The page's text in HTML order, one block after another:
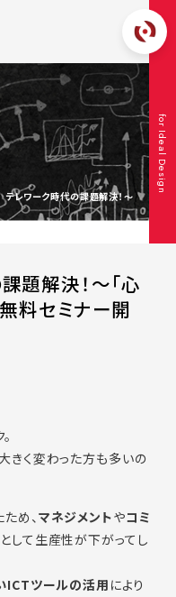
for Ideal Design
テレワーク時代の課題解決！～
題解決！～「心
料セミナー開
きく変わった方も多いの
め、マネジメントやコミ
して生産性が下がってし
ICTツールの活用 により